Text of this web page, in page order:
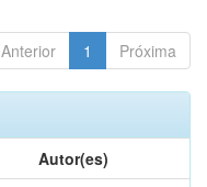
Anterior 1 Próxima
Autor(es)